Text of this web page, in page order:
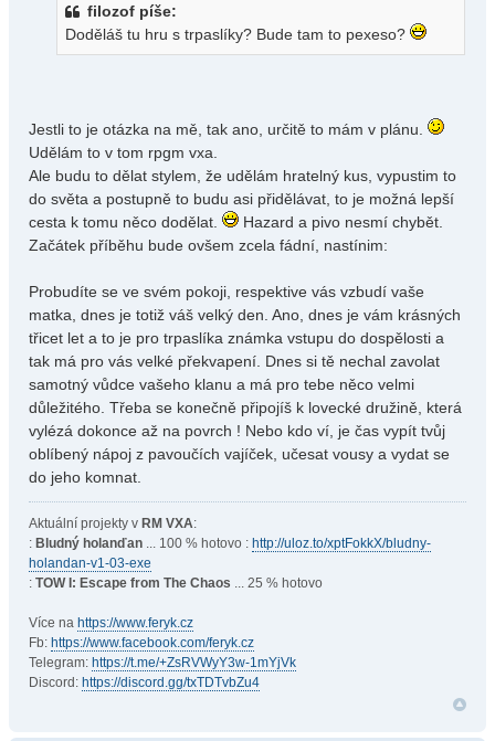
filozof píše:
Doděláš tu hru s trpaslíky? Bude tam to pexeso?
Jestli to je otázka na mě, tak ano, určitě to mám v plánu.
Udělám to v tom rpgm vxa.
Ale budu to dělat stylem, že udělám hratelný kus, vypustim to
do světa a postupně to budu asi přidělávat, to je možná lepší
cesta k tomu něco dodělat.
Hazard a pivo nesmí chybět.
Začátek příběhu bude ovšem zcela fádní, nastínim:
Probudíte se ve svém pokoji, respektive vás vzbudí vaše
matka, dnes je totiž váš velký den. Ano, dnes je vám krásných
třicet let a to je pro trpaslíka známka vstupu do dospělosti a
tak má pro vás velké překvapení. Dnes si tě nechal zavolat
samotný vůdce vašeho klanu a má pro tebe něco velmi
důležitého. Třeba se konečně připojíš k lovecké družině, která
vylézá dokonce až na povrch ! Nebo kdo ví, je čas vypít tvůj
oblíbený nápoj z pavoučích vajíček, učesat vousy a vydat se
do jeho komnat.
Aktuální projekty v RM VXA:
: Bludný holanďan ... 100 % hotovo : http://uloz.to/xptFokkX/bludny-
holandan-v1-03-exe
: TOW I: Escape from The Chaos ... 25 % hotovo
Více na https://www.feryk.cz
Fb: https://www.facebook.com/feryk.cz
Telegram: https://t.me/+ZsRVWyY3w-1mYjVk
Discord: https://discord.gg/txTDTvbZu4